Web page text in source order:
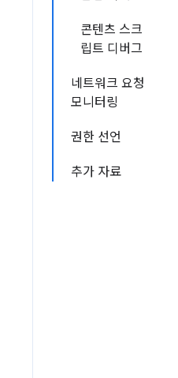
콘텐츠 스크
립트 디버그
네트워크 요청
모니터링
권한 선언
추가 자료